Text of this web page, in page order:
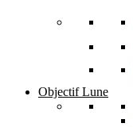
Objectif Lune